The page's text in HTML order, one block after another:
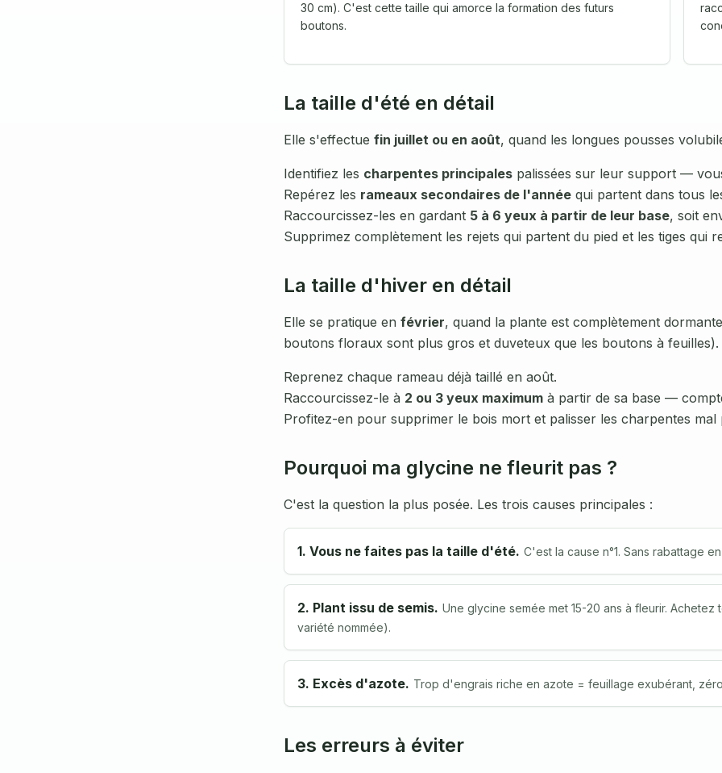
30 cm). C'est cette taille qui amorce la formation des futurs
boutons.
La taille d'été en détail
Elle s'effectue fin juillet ou en août, quand les longues pousses
Identifiez les charpentes principales palissées sur leur support —
Repérez les rameaux secondaires de l'année qui partent dans tous
Raccourcissez-les en gardant 5 à 6 yeux à partir de leur base, soit
Supprimez complètement les rejets qui partent du pied et les tiges qui
La taille d'hiver en détail
Elle se pratique en février, quand la plante est complètement
boutons floraux sont plus gros et duveteux que les boutons à feuilles).
Reprenez chaque rameau déjà taillé en août.
Raccourcissez-le à 2 ou 3 yeux maximum à partir de sa base —
Profitez-en pour supprimer le bois mort et palisser les charpentes mal
Pourquoi ma glycine ne fleurit pas ?
C'est la question la plus posée. Les trois causes principales :
1. Vous ne faites pas la taille d'été. C'est la cause n°1. Sans rabattage
2. Plant issu de semis. Une glycine semée met 15-20 ans à fleurir. Achetez
variété nommée).
3. Excès d'azote. Trop d'engrais riche en azote = feuillage exubérant,
Les erreurs à éviter